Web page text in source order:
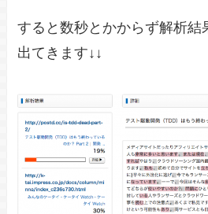
すると数秒とかからず解析結
出てきます↓↓